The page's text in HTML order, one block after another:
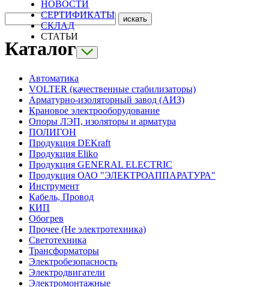
НОВОСТИ
СЕРТИФИКАТЫ
СКЛАД
СТАТЬИ
Каталог
Автоматика
VOLTER (качественные стабилизаторы)
Арматурно-изоляторный завод (АИЗ)
Крановое электрооборудование
Опоры ЛЭП, изоляторы и арматура
ПОЛИГОН
Продукция DEKraft
Продукция Eliko
Продукция GENERAL ELECTRIC
Продукция ОАО "ЭЛЕКТРОАППАРАТУРА"
Инструмент
Кабель, Провод
КИП
Обогрев
Прочее (Не электротехника)
Светотехника
Трансформаторы
Электробезопасность
Электродвигатели
Электромонтажные